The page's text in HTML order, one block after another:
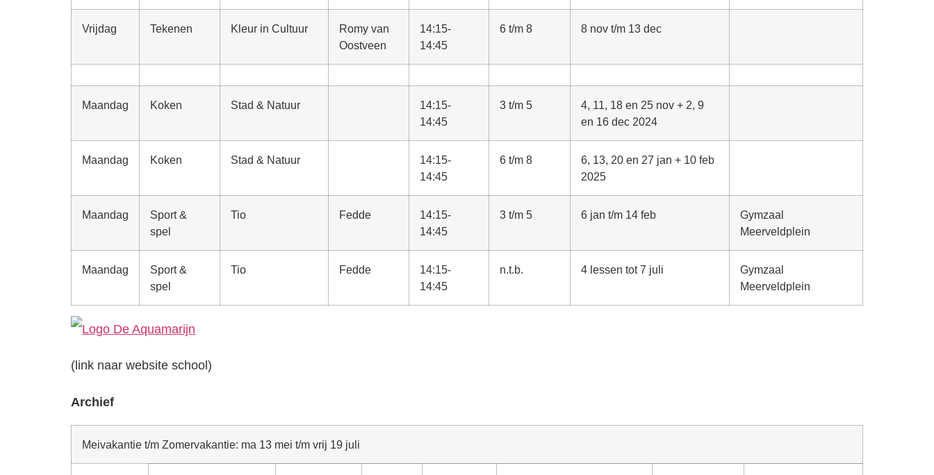
Vrijdag Tekenen Kleur in Cultuur
Romy van
Oostveen
14:15-
14:45
6 t/m 8 8 nov t/m 13 dec
Maandag Koken Stad & Natuur
14:15-
14:45
3 t/m 5
4, 11, 18 en 25 nov + 2, 9
en 16 dec 2024
Maandag Koken Stad & Natuur
14:15-
14:45
6 t/m 8
6, 13, 20 en 27 jan + 10 feb
2025
Maandag
Sport &
spel
Tio Fedde
14:15-
14:45
3 t/m 5 6 jan t/m 14 feb
Gymzaal
Meerveldplein
Maandag
Sport &
spel
Tio Fedde
14:15-
14:45
n.t.b. 4 lessen tot 7 juli
Gymzaal
Meerveldplein
(link naar website school)
Archief
Meivakantie t/m Zomervakantie: ma 13 mei t/m vrij 19 juli